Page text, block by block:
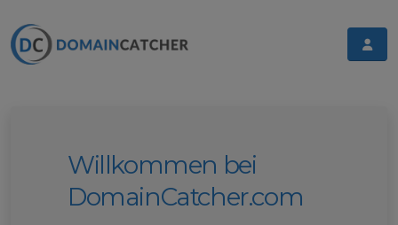
Willkommen bei
DomainCatcher.com